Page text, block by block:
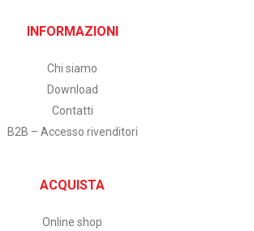
INFORMAZIONI
Chi siamo
Download
Contatti
B2B – Accesso rivenditori
ACQUISTA
Online shop